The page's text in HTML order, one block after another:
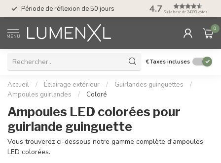
Période de réflexion de 50 jours Service : du lundi
17.00
4.7 Sur la base de 24393 votes
MENU
0
€Taxes incluses
Accueil / Éclairage extérieur / Guirlandes guinguettes
/
Ampoules guirlandes
/ Coloré
Ampoules LED colorées pour
guirlande guinguette
Vous trouverez ci-dessous notre gamme complète d'ampoules
LED colorées.